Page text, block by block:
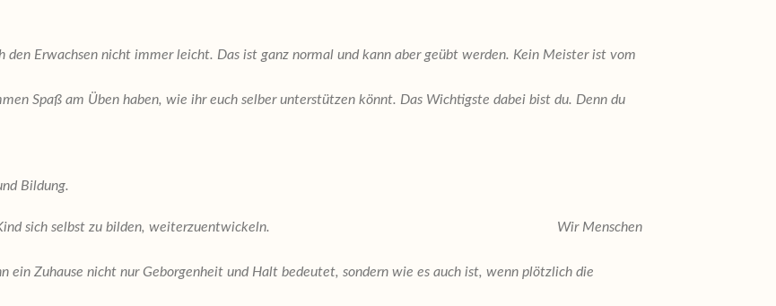
Erwachsen nicht immer leicht. Das ist ganz normal und kann aber geübt werden. Kein Meister ist vom
Spaß am Üben haben, wie ihr euch selber unterstützen könnt. Das Wichtigste dabei bist du. Denn du
Bildung.
sich selbst zu bilden, weiterzuentwickeln. Wir Menschen
Zuhause nicht nur Geborgenheit und Halt bedeutet, sondern wie es auch ist, wenn plötzlich die